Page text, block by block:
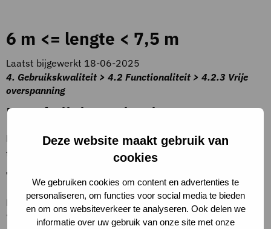
Deze website maakt gebruik van
cookies
We gebruiken cookies om content en advertenties te
personaliseren, om functies voor social media te bieden
en om ons websiteverkeer te analyseren. Ook delen we
informatie over uw gebruik van onze site met onze
6 m <= lengte < 7,5 m
Laatst bijgewerkt 18-06-2025
4. Gebruikskwaliteit > 4.2 Functionaliteit > 4.2.3 Vrije
overspanning
Beschrijving criteria
De lengte betreft de meest voorkomende overspanning
tussen dragende wanden in het gebouw.
Toelichting op criteria
Bij een draagstructuur met kolommen en balken geldt
‘lengte >= 7,5m’.